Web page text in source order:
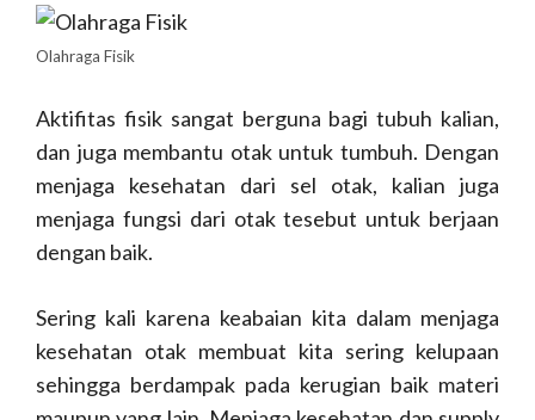
Olahraga Fisik
Aktifitas fisik sangat berguna bagi tubuh kalian,
dan juga membantu otak untuk tumbuh. Dengan
menjaga kesehatan dari sel otak, kalian juga
menjaga fungsi dari otak tesebut untuk berjaan
dengan baik.
Sering kali karena keabaian kita dalam menjaga
kesehatan otak membuat kita sering kelupaan
sehingga berdampak pada kerugian baik materi